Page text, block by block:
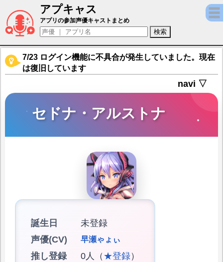
アプキャス
セドナ・アルストナ（声優：早瀬ゃょぃ)【
アプリの参加声優キャストまとめ
7/23 ログイン機能に不具合が発生していました。現在
は復旧しています
navi ▽
セドナ・アルストナ
誕生日
未登録
声優(CV)
早瀬ゃょぃ
推し登録 0人（ ★登録）